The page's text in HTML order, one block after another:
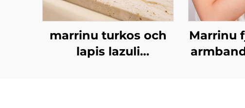
marrinu turkos och
lapis lazuli
Marrinu